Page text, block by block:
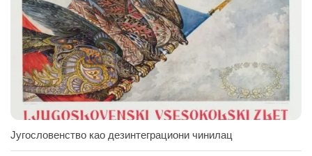
Југословенство као дезинтеграциони чинилац